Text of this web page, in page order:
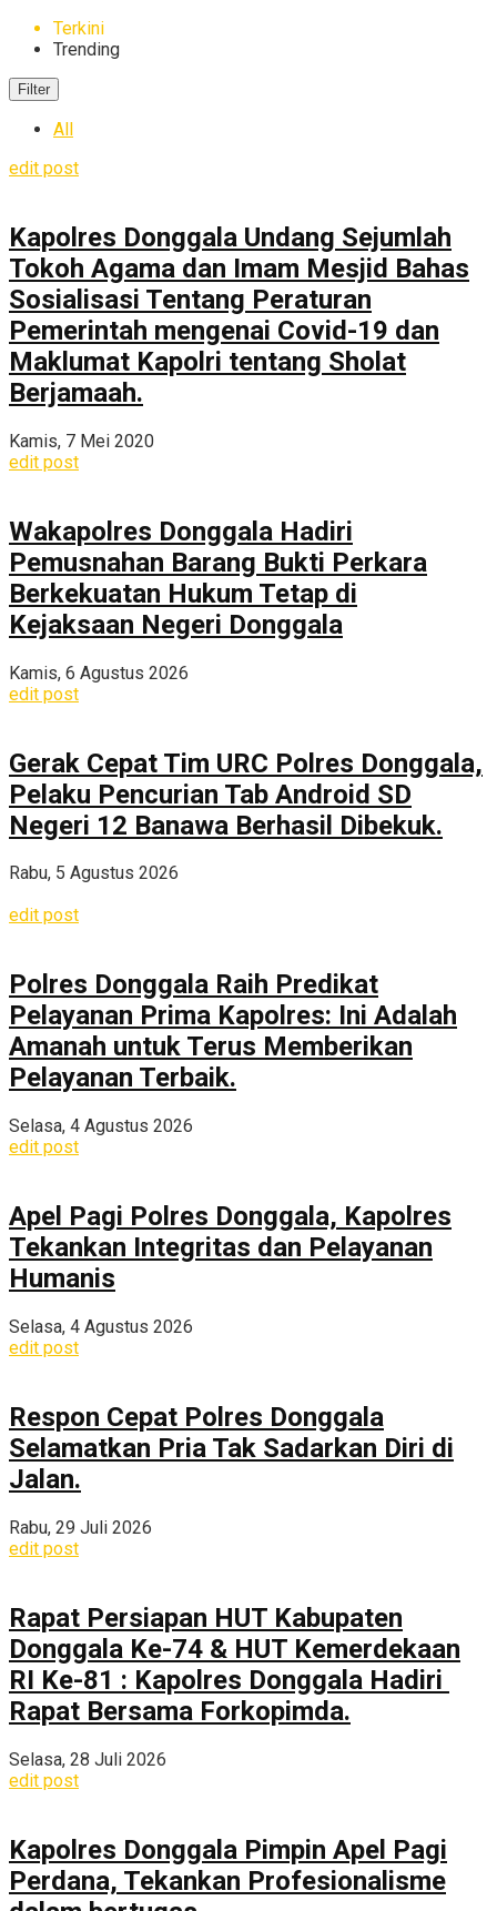
Terkini
Trending
Filter
All
edit post
Kapolres Donggala Undang Sejumlah
Tokoh Agama dan Imam Mesjid Bahas
Sosialisasi Tentang Peraturan
Pemerintah mengenai Covid-19 dan
Maklumat Kapolri tentang Sholat
Berjamaah.
Kamis, 7 Mei 2020
edit post
Wakapolres Donggala Hadiri
Pemusnahan Barang Bukti Perkara
Berkekuatan Hukum Tetap di
Kejaksaan Negeri Donggala
Kamis, 6 Agustus 2026
edit post
Gerak Cepat Tim URC Polres Donggala,
Pelaku Pencurian Tab Android SD
Negeri 12 Banawa Berhasil Dibekuk.
Rabu, 5 Agustus 2026
edit post
Polres Donggala Raih Predikat
Pelayanan Prima Kapolres: Ini Adalah
Amanah untuk Terus Memberikan
Pelayanan Terbaik.
Selasa, 4 Agustus 2026
edit post
Apel Pagi Polres Donggala, Kapolres
Tekankan Integritas dan Pelayanan
Humanis
Selasa, 4 Agustus 2026
edit post
Respon Cepat Polres Donggala
Selamatkan Pria Tak Sadarkan Diri di
Jalan.
Rabu, 29 Juli 2026
edit post
Rapat Persiapan HUT Kabupaten
Donggala Ke-74 & HUT Kemerdekaan
RI Ke-81 : Kapolres Donggala Hadiri
Rapat Bersama Forkopimda.
Selasa, 28 Juli 2026
edit post
Kapolres Donggala Pimpin Apel Pagi
Perdana, Tekankan Profesionalisme